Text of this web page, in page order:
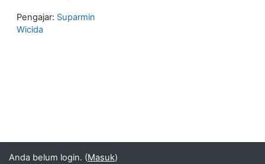
Pengajar: Suparmin
Wicida
Anda belum login. (Masuk)